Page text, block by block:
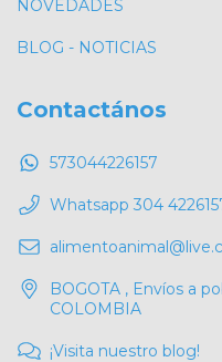
NOVEDADES
BLOG - NOTICIAS
Contactános
573044226157
Whatsapp 304
BOGOTA , Envíos a
COLOMBIA
¡Visita nuestro blog!